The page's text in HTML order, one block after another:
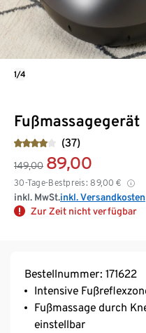
Fußmassagegerät
(37)
149,00 89,00
30-Tage-Bestpreis: 89,00 €
inkl. MwSt.inkl. Versandkosten
Zur Zeit nicht verfügbar
1/4
Bestellnummer: 171622
Intensive
Fußmassage durch
einstellbar